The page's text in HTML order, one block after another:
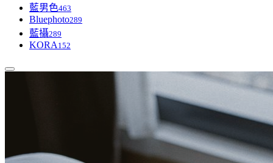
藍男色463
Bluephoto289
藍攝289
KORA 152